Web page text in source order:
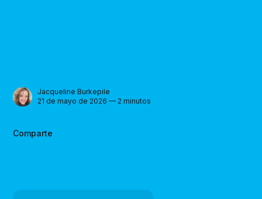
Jacqueline Burkepile
21 de mayo de 2026 — 2 minutos
Comparte